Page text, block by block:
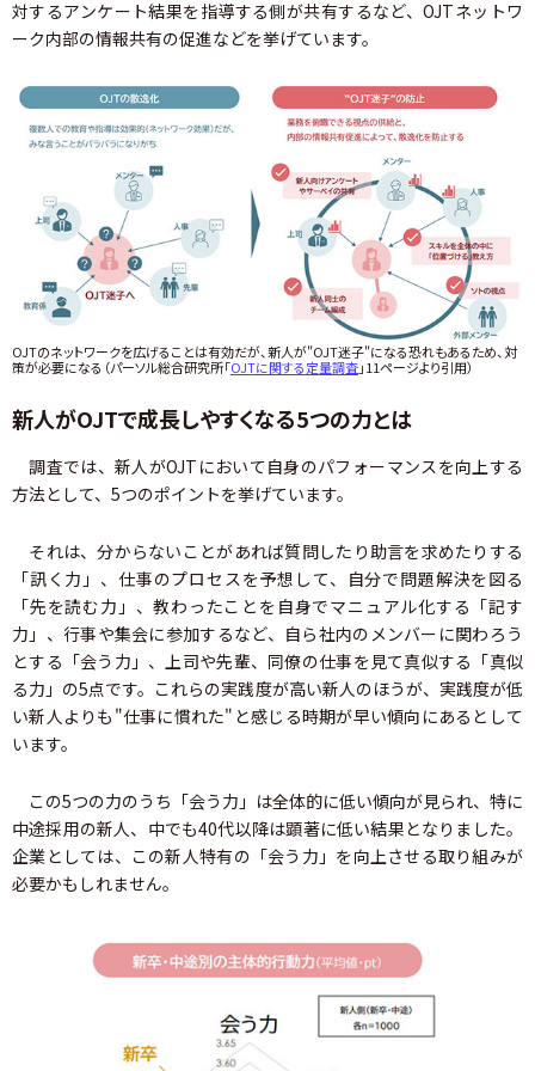
対するアンケート結果を指導する側が共有するなど、OJTネットワ
ーク内部の情報共有の促進などを挙げています。
OJTのネットワークを広げることは有効だが、新人が"OJT迷子"になる恐れもあるため、対
策が必要になる（パーソル総合研究所「OJTに関する定量調査」11ページより引用）
新人がOJTで成長しやすくなる5つの力とは
調査では、新人がOJTにおいて自身のパフォーマンスを向上する
方法として、5つのポイントを挙げています。
それは、分からないことがあれば質問したり助言を求めたりする
「訊く力」、仕事のプロセスを予想して、自分で問題解決を図る
「先を読む力」、教わったことを自身でマニュアル化する「記す
力」、行事や集会に参加するなど、自ら社内のメンバーに関わろう
とする「会う力」、上司や先輩、同僚の仕事を見て真似する「真似
る力」の5点です。これらの実践度が高い新人のほうが、実践度が低
い新人よりも"仕事に慣れた"と感じる時期が早い傾向にあるとして
います。
この5つの力のうち「会う力」は全体的に低い傾向が見られ、特に
中途採用の新人、中でも40代以降は顕著に低い結果となりました。
企業としては、この新人特有の「会う力」を向上させる取り組みが
必要かもしれません。